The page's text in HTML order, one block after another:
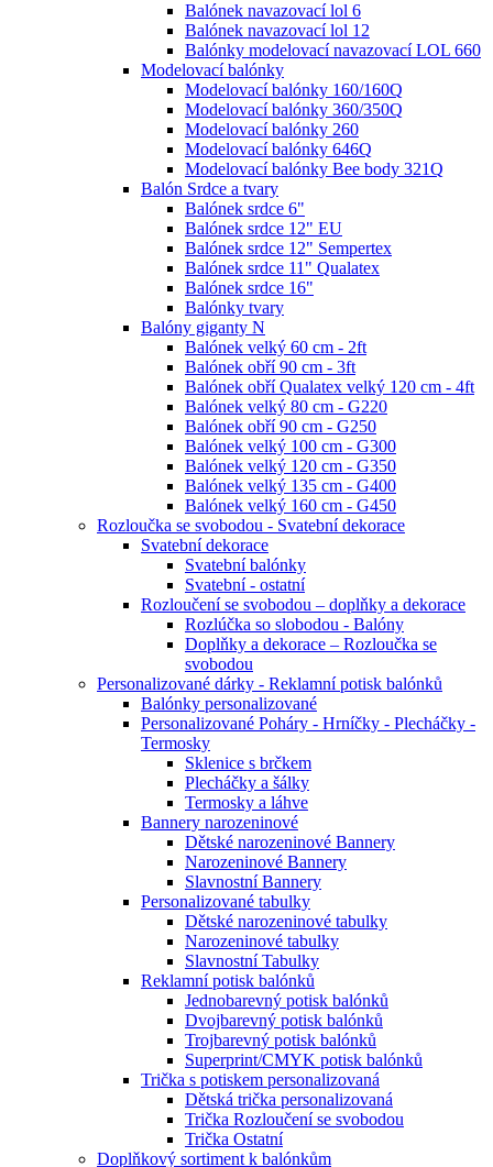
Balónek navazovací lol 6
Balónek navazovací lol 12
Balónky modelovací navazovací LOL 660
Modelovací balónky
Modelovací balónky 160/160Q
Modelovací balónky 360/350Q
Modelovací balónky 260
Modelovací balónky 646Q
Modelovací balónky Bee body 321Q
Balón Srdce a tvary
Balónek srdce 6"
Balónek srdce 12" EU
Balónek srdce 12" Sempertex
Balónek srdce 11" Qualatex
Balónek srdce 16"
Balónky tvary
Balóny giganty N
Balónek velký 60 cm - 2ft
Balónek obří 90 cm - 3ft
Balónek obří Qualatex velký 120 cm - 4ft
Balónek velký 80 cm - G220
Balónek obří 90 cm - G250
Balónek velký 100 cm - G300
Balónek velký 120 cm - G350
Balónek velký 135 cm - G400
Balónek velký 160 cm - G450
Rozloučka se svobodou - Svatební dekorace
Svatební dekorace
Svatební balónky
Svatební - ostatní
Rozloučení se svobodou – doplňky a dekorace
Rozlúčka so slobodou - Balóny
Doplňky a dekorace – Rozloučka se
svobodou
Personalizované dárky - Reklamní potisk balónků
Balónky personalizované
Personalizované Poháry - Hrníčky - Plecháčky -
Termosky
Sklenice s brčkem
Plecháčky a šálky
Termosky a láhve
Bannery narozeninové
Dětské narozeninové Bannery
Narozeninové Bannery
Slavnostní Bannery
Personalizované tabulky
Dětské narozeninové tabulky
Narozeninové tabulky
Slavnostní Tabulky
Reklamní potisk balónků
Jednobarevný potisk balónků
Dvojbarevný potisk balónků
Trojbarevný potisk balónků
Superprint/CMYK potisk balónků
Trička s potiskem personalizovaná
Dětská trička personalizovaná
Trička Rozloučení se svobodou
Trička Ostatní
Doplňkový sortiment k balónkům